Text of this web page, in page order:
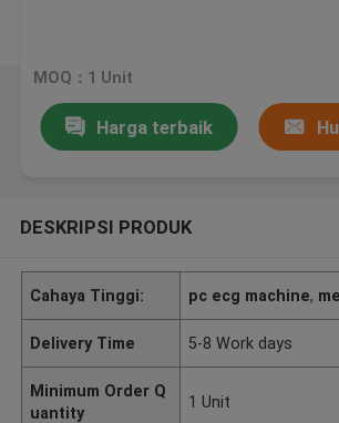
MOQ：1 Unit
Harga terbaik
DESKRIPSI PRODUK
Cahaya Tinggi: pc ecg machine,
Delivery Time 5-8 Work days
Minimum Order Q
uantity
1 Unit